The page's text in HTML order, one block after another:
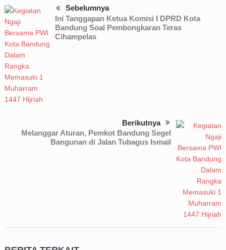
Sebelumnya
Ini Tanggapan Ketua Komisi I DPRD Kota
Bandung Soal Pembongkaran Teras
Cihampelas
Berikutnya
Melanggar Aturan, Pemkot Bandung Segel
Bangunan di Jalan Tubagus Ismail